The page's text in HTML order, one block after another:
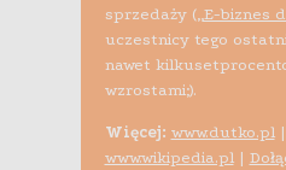
sprzedaży („E-biznes
uczestnicy tego
nawet
wzrostami;).
Więcej: www.dutko.pl|
www.wikipedia.pl|